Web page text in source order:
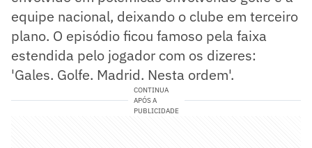
equipe nacional, deixando o clube em terceiro
plano. O episódio ficou famoso pela faixa
estendida pelo jogador com os dizeres:
'Gales. Golfe. Madrid. Nesta ordem'.
CONTINUA
APÓS A
PUBLICIDADE